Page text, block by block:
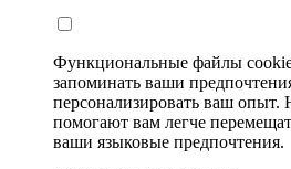
Функциональные файлы
запоминать ваши
персонализировать ваш
помогают вам легче
ваши языковые предпочтения.